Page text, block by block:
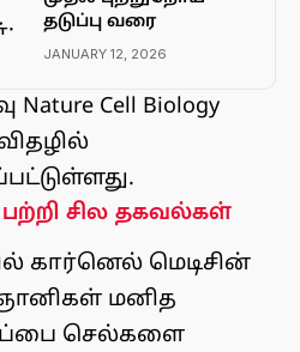
தடுப்பு வரை
JANUARY 12, 2026
Nature Cell Biology
சில தகவல்கள்
கார்னெல் மெடிசின்
மனித
செல்களை